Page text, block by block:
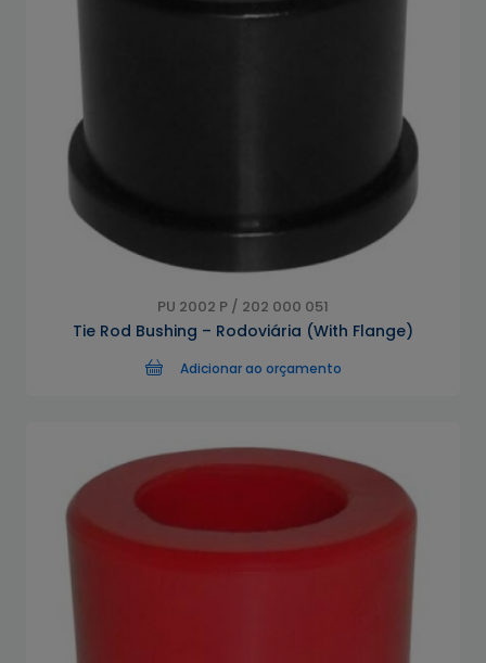
PU 2002 P / 202 000 051
Tie Rod Bushing – Rodoviária (With Flange)
Adicionar ao orçamento